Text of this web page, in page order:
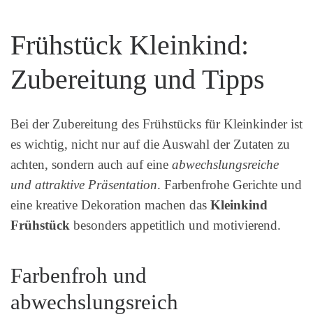
Frühstück Kleinkind:
Zubereitung und Tipps
Bei der Zubereitung des Frühstücks für Kleinkinder ist
es wichtig, nicht nur auf die Auswahl der Zutaten zu
achten, sondern auch auf eine abwechslungsreiche
und attraktive Präsentation. Farbenfrohe Gerichte und
eine kreative Dekoration machen das Kleinkind
Frühstück besonders appetitlich und motivierend.
Farbenfroh und
abwechslungsreich